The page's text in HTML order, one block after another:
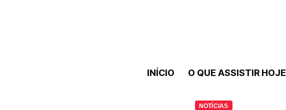
INÍCIO O QUE ASSISTIR HOJE
NOTÍCIAS